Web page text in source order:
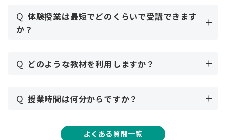
Q 体験授業は最短でどのくらいで受講できます
か？
Q どのような教材を利用しますか？
Q 授業時間は何分からですか？
よくある質問一覧